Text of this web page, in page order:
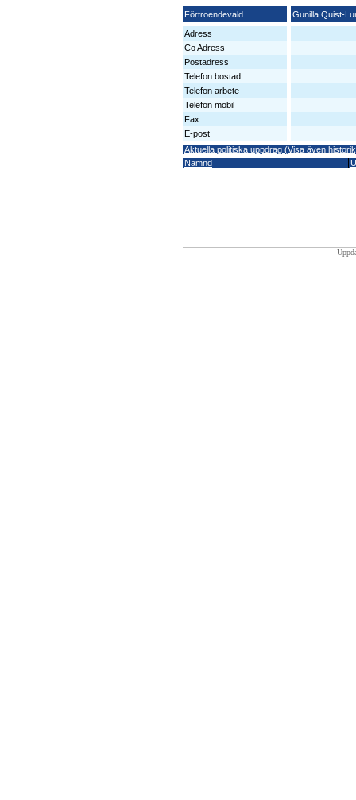
Förtroendevald
Gunilla Quist-
Adress
Co Adress
Postadress
Telefon bostad
Telefon arbete
Telefon mobil
Fax
E-post
Aktuella politiska uppdrag (Visa även
Nämnd